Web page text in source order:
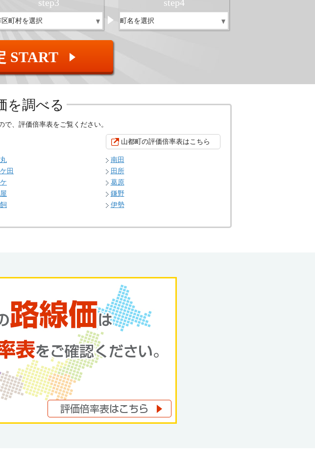
step3 step4
START ▲
を調べる
、評価倍率表をご覧ください。
山都町の評価倍率表はこちら
南田
田
田所
葛原
鎌野
伊勢